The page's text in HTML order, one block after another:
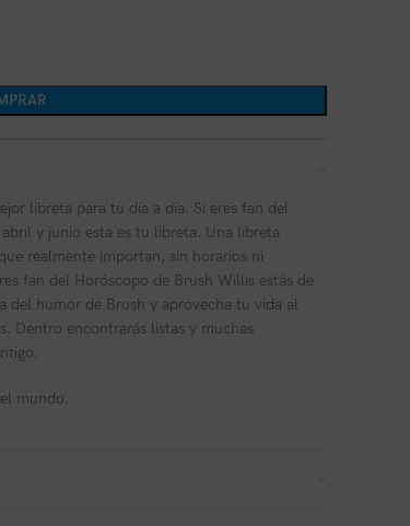
libreta para tu día a día. Si eres fan del
y junio esta es tu libreta. Una libreta
realmente importan, sin horarios ni
fan del Horóscopo de Brush Willis estás de
del humor de Brush y aprovecha tu vida al
Dentro encontrarás listas y muchas
mundo.